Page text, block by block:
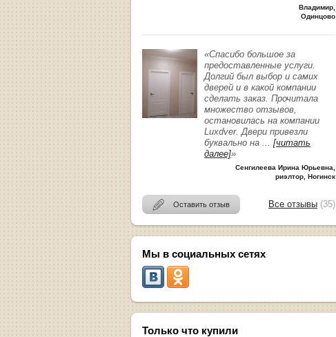
Владимир,
Одинцово
«Спасибо большое за
предоставленные услуги.
Долгий был выбор и самих
дверей и в какой компании
сделать заказ. Прочитала
множество отзывов,
остановилась на компании
Luxdver. Двери привезли
буквально на ... [читать
далее]»
Сенгилеева Ирина Юрьевна,
риэлтор, Ногинск
Оставить отзыв Все отзывы (35)
Мы в социальных сетях
Только что купили